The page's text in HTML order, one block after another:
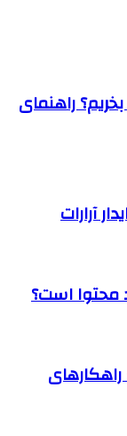
راهنمای
آرارات
محتوا است؟